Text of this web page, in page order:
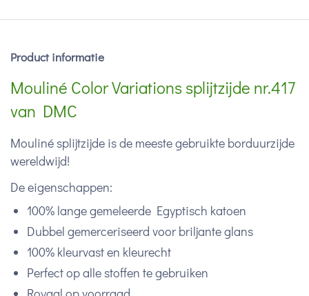
Product informatie
Mouliné Color Variations splijtzijde nr.417
van DMC
Mouliné splijtzijde is de meeste gebruikte borduurzijde
wereldwijd!
De eigenschappen:
100% lange gemeleerde Egyptisch katoen
Dubbel gemerceriseerd voor briljante glans
100% kleurvast en kleurecht
Perfect op alle stoffen te gebruiken